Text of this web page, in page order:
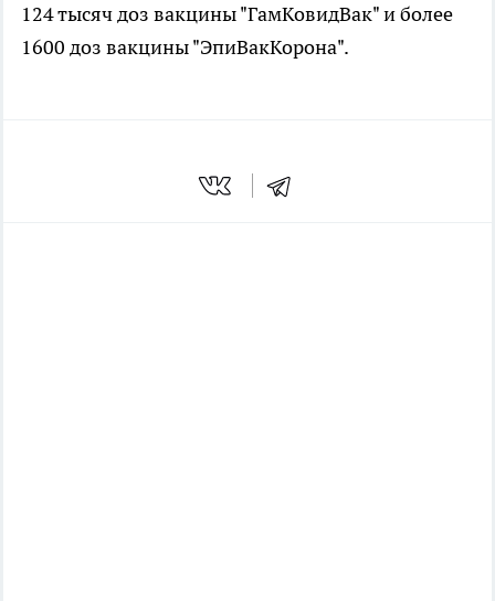
124 тысяч доз вакцины "ГамКовидВак" и более
1600 доз вакцины "ЭпиВакКорона".